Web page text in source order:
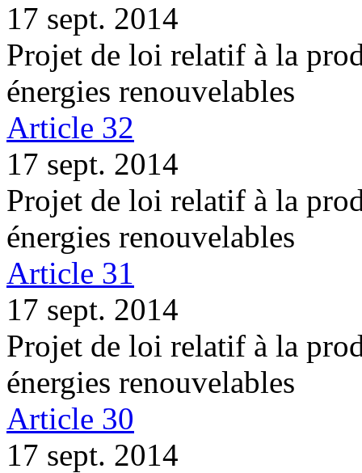
17 sept. 2014
Projet de loi relatif à la
énergies renouvelables
Article 32
17 sept. 2014
Projet de loi relatif à la
énergies renouvelables
Article 31
17 sept. 2014
Projet de loi relatif à la
énergies renouvelables
Article 30
17 sept. 2014